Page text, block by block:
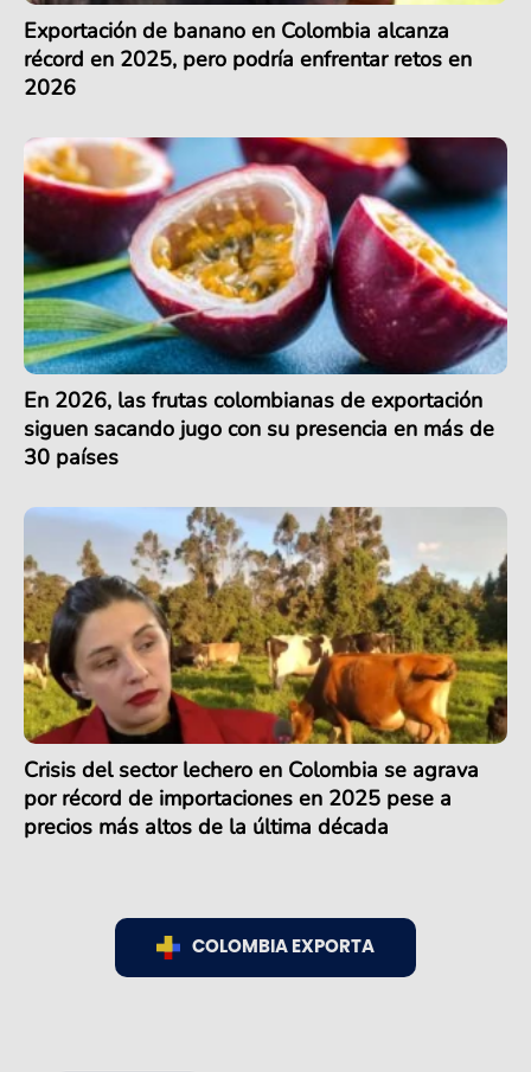
Exportación de banano en Colombia alcanza
récord en 2025, pero podría enfrentar retos en
2026
En 2026, las frutas colombianas de exportación
siguen sacando jugo con su presencia en más de
30 países
Crisis del sector lechero en Colombia se agrava
por récord de importaciones en 2025 pese a
precios más altos de la última década
COLOMBIA EXPORTA